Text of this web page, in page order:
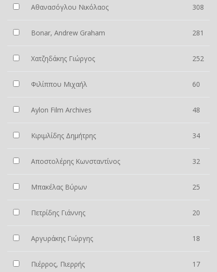
Αθανασόγλου Νικόλαος 308
Bonar, Andrew Graham 281
Χατζηδάκης Γιώργος 252
Φιλίππου Μιχαήλ 60
Aylon Film Archives 48
Κιριμλίδης Δημήτρης 34
Αποστολέρης Κωνσταντίνος 32
Μπακέλας Βύρων 25
Πετρίδης Γιάννης 20
Αργυράκης Γιώργης 18
Πιέρρος, Πιερρής 17